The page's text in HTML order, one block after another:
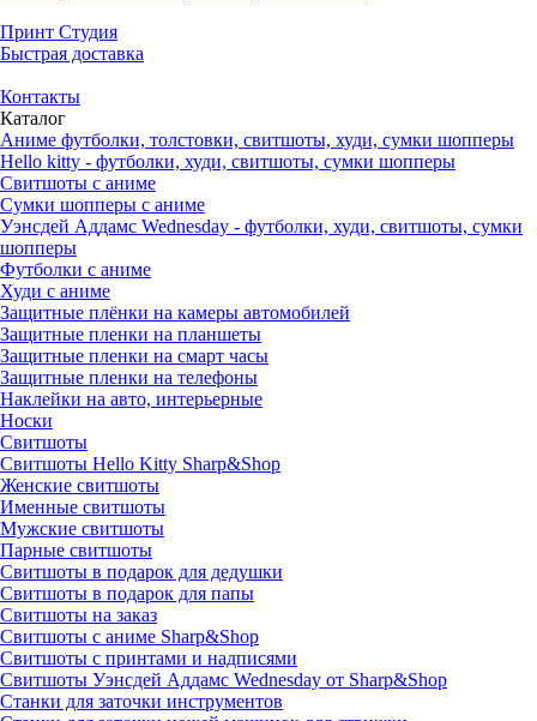
Принт Студия
Быстрая доставка
Контакты
Каталог
Аниме футболки, толстовки, свитшоты, худи, сумки шопперы
Hello kitty - футболки, худи, свитшоты, сумки шопперы
Свитшоты с аниме
Сумки шопперы с аниме
Уэнсдей Аддамс Wednesday - футболки, худи, свитшоты, сумки
шопперы
Футболки с аниме
Худи с аниме
Защитные плёнки на камеры автомобилей
Защитные пленки на планшеты
Защитные пленки на смарт часы
Защитные пленки на телефоны
Наклейки на авто, интерьерные
Носки
Свитшоты
Cвитшоты Hello Kitty Sharp&Shop
Женские свитшоты
Именные свитшоты
Мужские свитшоты
Парные свитшоты
Свитшоты в подарок для дедушки
Свитшоты в подарок для папы
Свитшоты на заказ
Свитшоты с аниме Sharp&Shop
Свитшоты с принтами и надписями
Свитшоты Уэнсдей Аддамс Wednesday от Sharp&Shop
Станки для заточки инструментов